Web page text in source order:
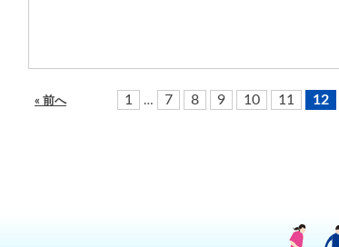
« 前へ 1 … 7 8 9 10 11 12